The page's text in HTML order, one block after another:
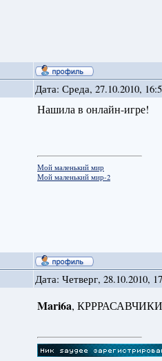
Дата: Среда, 27.10.2010,
Нашила в онлайн-игре!
Мой маленький мир
Мой маленький мир-2
Дата: Четверг, 28.10.2010,
Mari6a,